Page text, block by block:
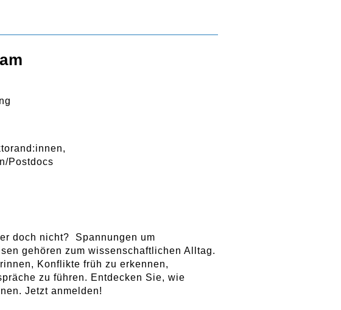
Postdocs
doch nicht? Spannungen um
gehören zum wissenschaftlichen Alltag.
Konflikte früh zu erkennen,
zu führen. Entdecken Sie, wie
Jetzt anmelden!